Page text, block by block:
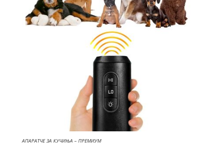
АПАРАТЧЕ ЗА КУЧИЊА – ПРЕМИУМ